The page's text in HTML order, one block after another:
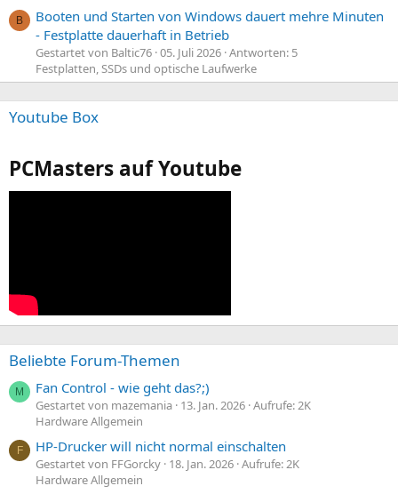
B
Booten und Starten von Windows dauert mehre Minuten
- Festplatte dauerhaft in Betrieb
Gestartet von Baltic76 05. Juli 2026 Antworten: 5
Festplatten, SSDs und optische Laufwerke
Youtube Box
PCMasters auf Youtube
Beliebte Forum-Themen
M Fan Control - wie geht das?;)
Gestartet von mazemania 13. Jan. 2026 Aufrufe: 2K
Hardware Allgemein
F HP-Drucker will nicht normal einschalten
Gestartet von FFGorcky 18. Jan. 2026 Aufrufe: 2K
Hardware Allgemein